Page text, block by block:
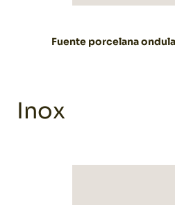
Fuente porcelana
Inox